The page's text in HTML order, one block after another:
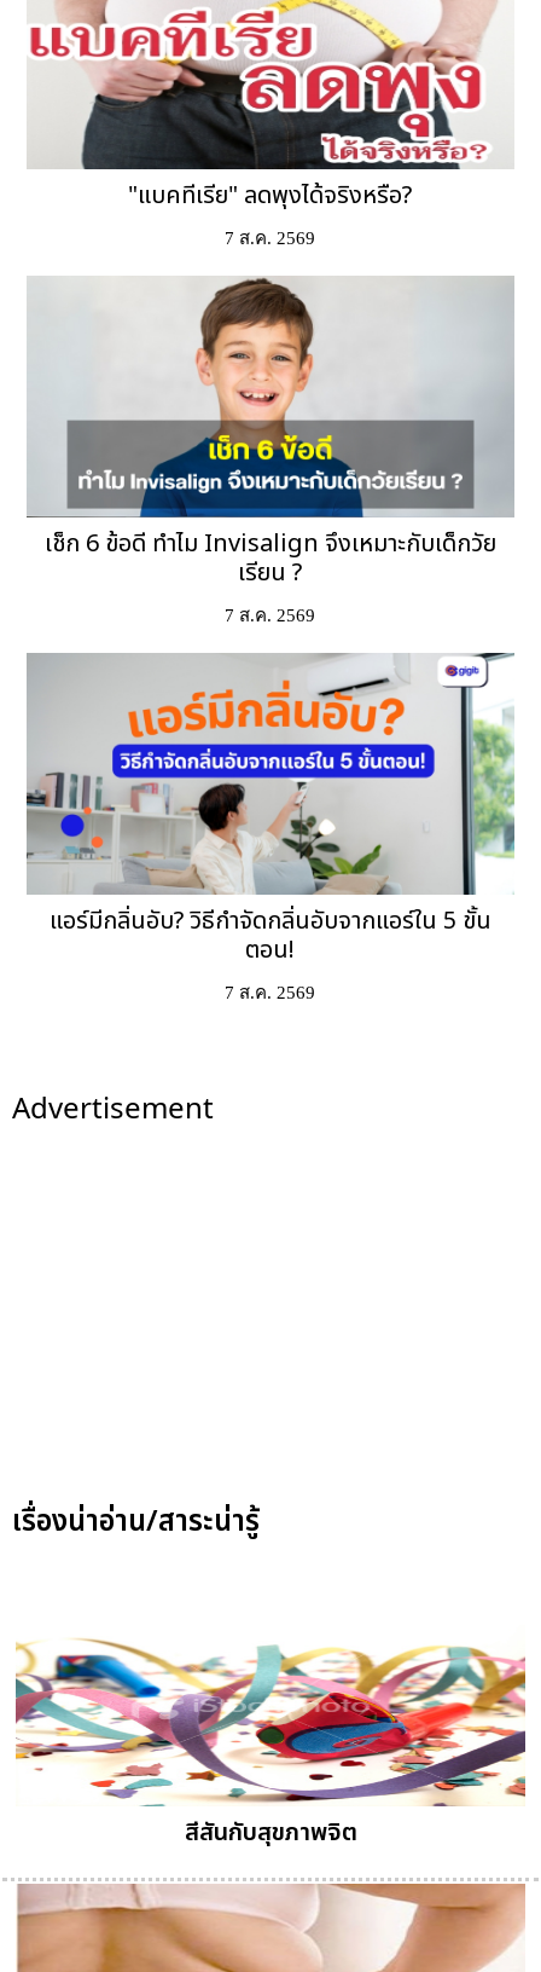
"แบคทีเรีย" ลดพุงได้จริงหรือ?
7 ส.ค. 2569
เช็ก 6 ข้อดี ทำไม Invisalign จึงเหมาะกับเด็กวัย
เรียน ?
7 ส.ค. 2569
แอร์มีกลิ่นอับ? วิธีกำจัดกลิ่นอับจากแอร์ใน 5 ขั้น
ตอน!
7 ส.ค. 2569
Advertisement
เรื่องน่าอ่าน/สาระน่ารู้
สีสันกับสุขภาพจิต